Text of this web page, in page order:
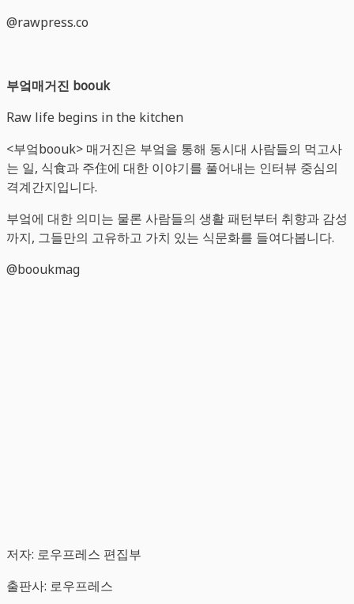
@rawpress.co
부엌매거진 boouk
Raw life begins in the kitchen
<부엌boouk> 매거진은 부엌을 통해 동시대 사람들의 먹고사
는 일, 식食과 주住에 대한 이야기를 풀어내는 인터뷰 중심의
격계간지입니다.
부엌에 대한 의미는 물론 사람들의 생활 패턴부터 취향과 감성
까지, 그들만의 고유하고 가치 있는 식문화를 들여다봅니다.
@booukmag
저자: 로우프레스 편집부
출판사: 로우프레스